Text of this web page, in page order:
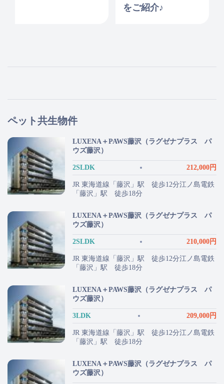
をご紹介♪
ペット共生物件
LUXENA＋PAWS藤沢（ラグゼナプラス パ
ウズ藤沢）
2SLDK 212,000円
JR 東海道線「藤沢」駅 徒歩12分江ノ島電鉄
「藤沢」駅 徒歩18分
LUXENA＋PAWS藤沢（ラグゼナプラス パ
ウズ藤沢）
2SLDK 210,000円
JR 東海道線「藤沢」駅 徒歩12分江ノ島電鉄
「藤沢」駅 徒歩18分
LUXENA＋PAWS藤沢（ラグゼナプラス パ
ウズ藤沢）
3LDK 209,000円
JR 東海道線「藤沢」駅 徒歩12分江ノ島電鉄
「藤沢」駅 徒歩18分
LUXENA＋PAWS藤沢（ラグゼナプラス パ
ウズ藤沢）